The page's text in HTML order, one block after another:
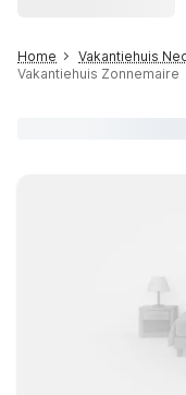
Home Vakantiehuis
Vakantiehuis Zonnemaire